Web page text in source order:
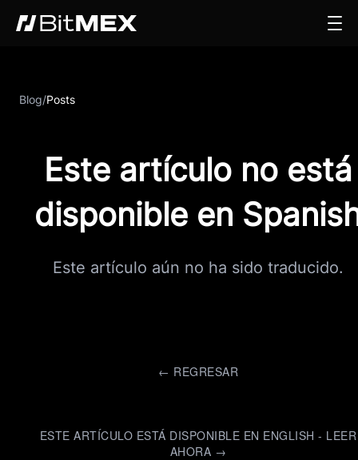
Blog/Posts
Este artículo no está
disponible en
Este artículo aún no ha sido traducido.
← REGRESAR
ESTE ARTÍCULO ESTÁ DISPONIBLE EN ENGLISH - LEER
AHORA →